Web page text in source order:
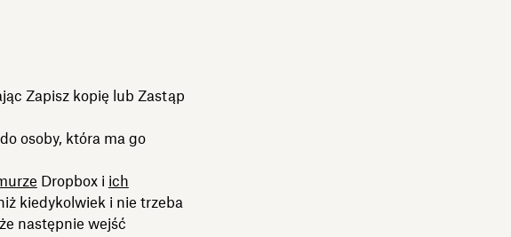
Zapisz kopię lub Zastąp
osoby, która ma go
Dropbox i ich
kiedykolwiek i nie trzeba
następnie wejść